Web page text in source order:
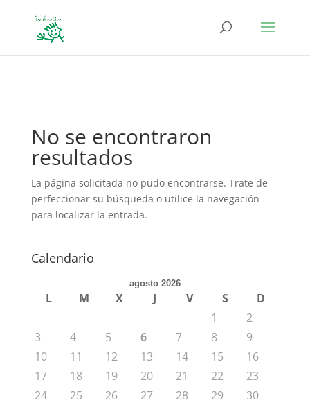
No se encontraron
resultados
La página solicitada no pudo encontrarse. Trate de
perfeccionar su búsqueda o utilice la navegación
para localizar la entrada.
Calendario
agosto 2026
L M X J V S
D
1
2
3
4 5 6 7 8
9
10
11 12 13 14 15
16
17
18 19 20 21 22
23
24
25 26 27 28 29
30